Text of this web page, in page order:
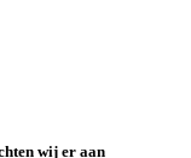
wij er aan